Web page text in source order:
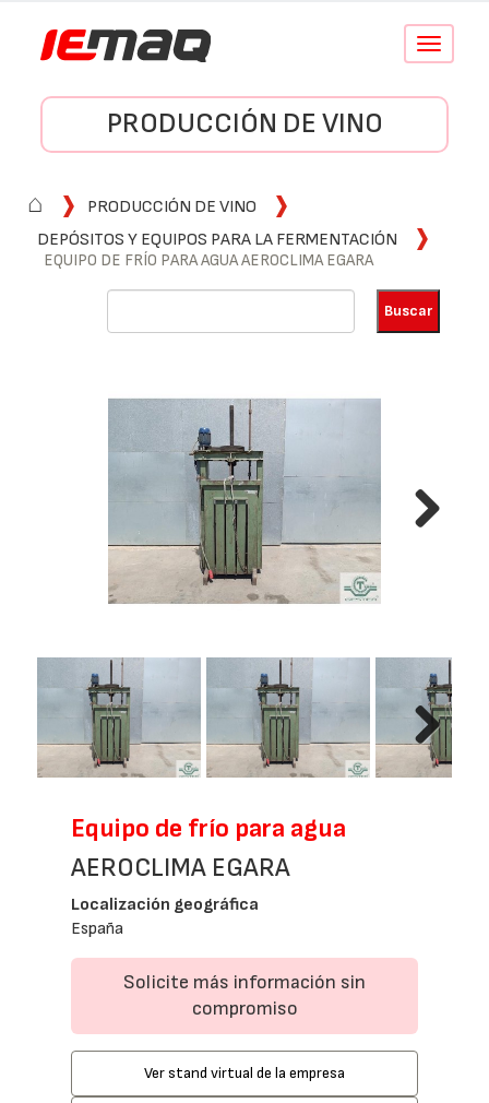
Conmutar
PRODUCCIÓN DE VINO
⌂
PRODUCCIÓN DE VINO
DEPÓSITOS Y EQUIPOS PARA LA FERMENTACIÓN
EQUIPO DE FRÍO PARA AGUA AEROCLIMA EGARA
Next
Equipo de frío para agua
AEROCLIMA EGARA
Localización geográfica
España
Solicite más información sin
compromiso
Ver stand virtual de la empresa